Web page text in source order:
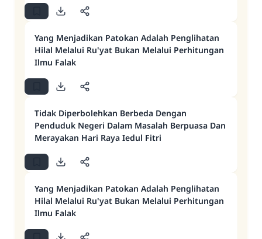
Yang Menjadikan Patokan Adalah Penglihatan
Hilal Melalui Ru'yat Bukan Melalui Perhitungan
Ilmu Falak
Tidak Diperbolehkan Berbeda Dengan
Penduduk Negeri Dalam Masalah Berpuasa Dan
Merayakan Hari Raya Iedul Fitri
Yang Menjadikan Patokan Adalah Penglihatan
Hilal Melalui Ru'yat Bukan Melalui Perhitungan
Ilmu Falak